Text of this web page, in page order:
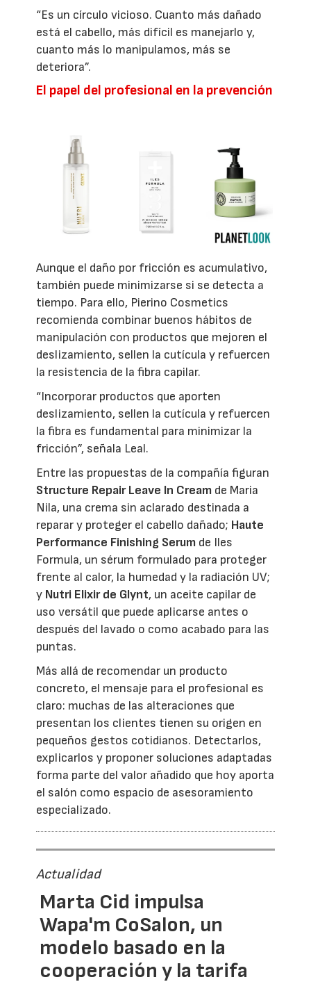
“Es un círculo vicioso. Cuanto más dañado
está el cabello, más difícil es manejarlo y,
cuanto más lo manipulamos, más se
deteriora”.
El papel del profesional en la prevención
Aunque el daño por fricción es acumulativo,
también puede minimizarse si se detecta a
tiempo. Para ello, Pierino Cosmetics
recomienda combinar buenos hábitos de
manipulación con productos que mejoren el
deslizamiento, sellen la cutícula y refuercen
la resistencia de la fibra capilar.
“Incorporar productos que aporten
deslizamiento, sellen la cutícula y refuercen
la fibra es fundamental para minimizar la
fricción”, señala Leal.
Entre las propuestas de la compañía figuran
Structure Repair Leave In Cream de Maria
Nila, una crema sin aclarado destinada a
reparar y proteger el cabello dañado; Haute
Performance Finishing Serum de Iles
Formula, un sérum formulado para proteger
frente al calor, la humedad y la radiación UV;
y Nutri Elixir de Glynt, un aceite capilar de
uso versátil que puede aplicarse antes o
después del lavado o como acabado para las
puntas.
Más allá de recomendar un producto
concreto, el mensaje para el profesional es
claro: muchas de las alteraciones que
presentan los clientes tienen su origen en
pequeños gestos cotidianos. Detectarlos,
explicarlos y proponer soluciones adaptadas
forma parte del valor añadido que hoy aporta
el salón como espacio de asesoramiento
especializado.
Actualidad
Marta Cid impulsa
Wapa'm CoSalon, un
modelo basado en la
cooperación y la tarifa